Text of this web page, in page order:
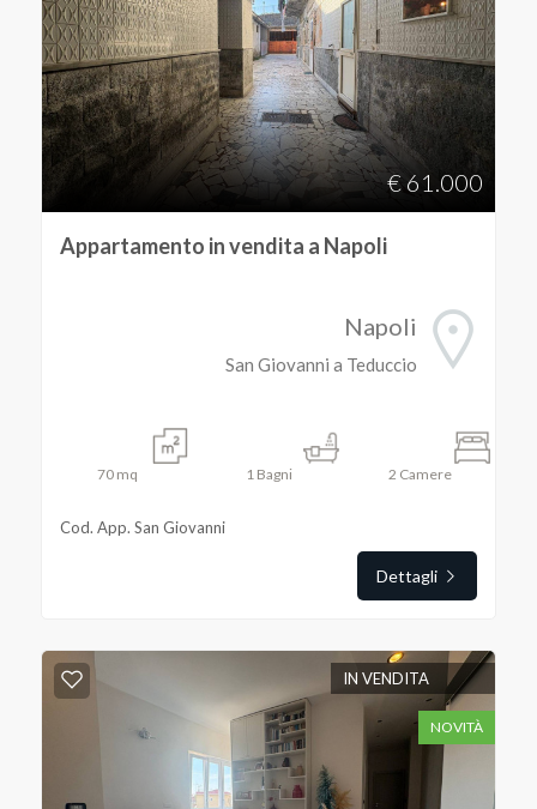
€ 61.000
Appartamento in vendita a Napoli
Napoli
San Giovanni a Teduccio
70 mq 1Bagni 2 Camere
Cod. App. San Giovanni
Dettagli
IN VENDITA
NOVITÀ